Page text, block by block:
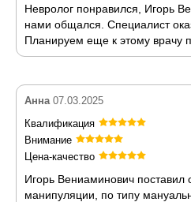
Невролог понравился, Игорь
нами общался. Специалист
Планируем еще к этому врачу
Анна 07.03.2025
Квалификация
Внимание
Цена-качество
Игорь Вениаминович
манипуляции, по типу